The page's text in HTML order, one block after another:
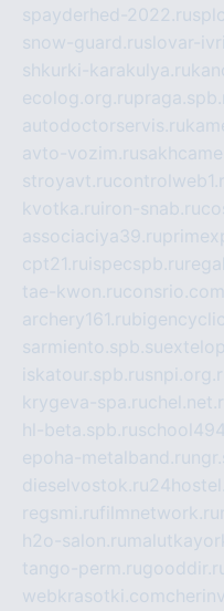
spayderhed-2022.ru
snow-guard.ruslovar-
shkurki-karakulya.ru
ecolog.org.ru
autodoctorservis.ru
avto-vozim.ru
stroyavt.ru
kvotka.ru iron-snab.ru
associaciya39.ru
cpt21.ru ispecspb.ru
tae-kwon.ru
archery161.ru
sarmiento.spb.su
iskatour.spb.ru
krygeva-spa.ru
hl-beta.spb.ru
epoha-metalband.ru
dieselvostok.ru
regsmi.rufilmnetwork.ru
h2o-salon.ru
tango-perm.ru
webkrasotki.com